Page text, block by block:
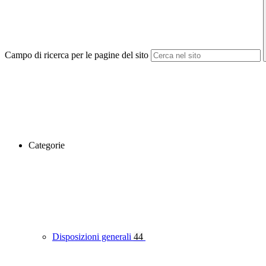
Campo di ricerca per le pagine del sito
Categorie
Disposizioni generali 44